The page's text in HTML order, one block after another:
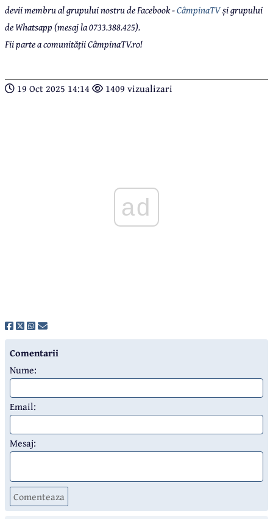
devii membru al grupului nostru de Facebook -CâmpinaTVși grupului
de Whatsapp (mesaj la 0733.388.425).
Fii parte a comunității CâmpinaTV.ro!
19 Oct 2025 14:14 1409 vizualizari
ad
Comentarii
Nume:
Email:
Mesaj:
Comenteaza